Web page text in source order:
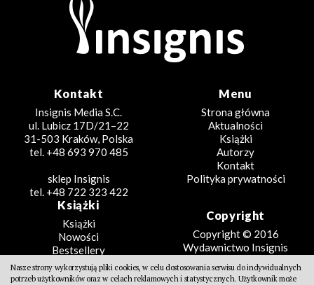
Kontakt
Insignis Media S.C.
ul. Lubicz 17D/21–22
31-503 Kraków, Polska
tel. +48 693 970 485
sklep Insignis
tel. +48 722 323 422
Menu
Strona główna
Aktualności
Książki
Autorzy
Kontakt
Polityka prywatności
Książki
Książki
Nowości
Bestsellery
Zapowiedzi
Beletrystyka
Copyright
Copyright © 2016
Wydawnictwo Insignis
Nasze strony wykorzystują pliki cookies, w celu dostosowania serwisu do indywidualnych
potrzeb użytkowników oraz w celach reklamowych i statystycznych. Użytkownik może